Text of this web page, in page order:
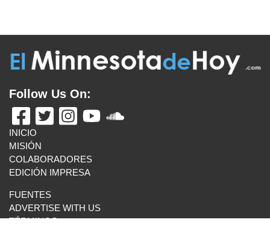
Follow Us On:
INICIO
MISIÓN
COLABORADORES
EDICIÓN IMPRESA
FUENTES
ADVERTISE WITH US
TÉRMINOS